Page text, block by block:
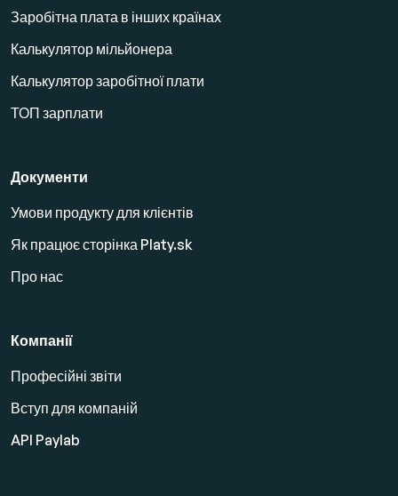
Заробітна плата в інших країнах
Калькулятор мільйонера
Калькулятор заробітної плати
ТОП зарплати
Документи
Умови продукту для клієнтів
Як працює сторінка Platy.sk
Про нас
Компанії
Професійні звіти
Вступ для компаній
API Paylab